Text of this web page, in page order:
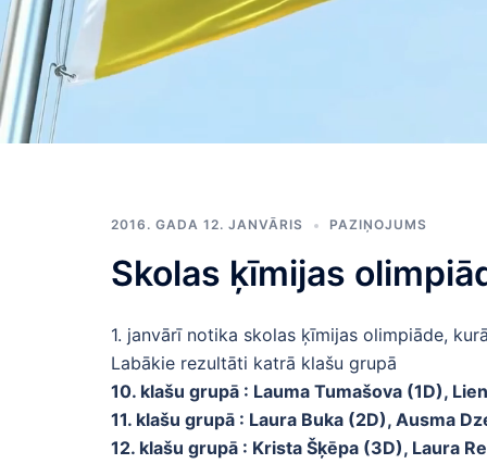
2016. GADA 12. JANVĀRIS PAZIŅOJUMS
Skolas ķīmijas
1. janvārī notika skolas ķīmijas olimpiāde,
Labākie rezultāti katrā klašu grupā
10. klašu grupā : Lauma Tumašova (1D),
11. klašu grupā : Laura Buka (2D), Ausma
12. klašu grupā : Krista Šķēpa (3D), Laura